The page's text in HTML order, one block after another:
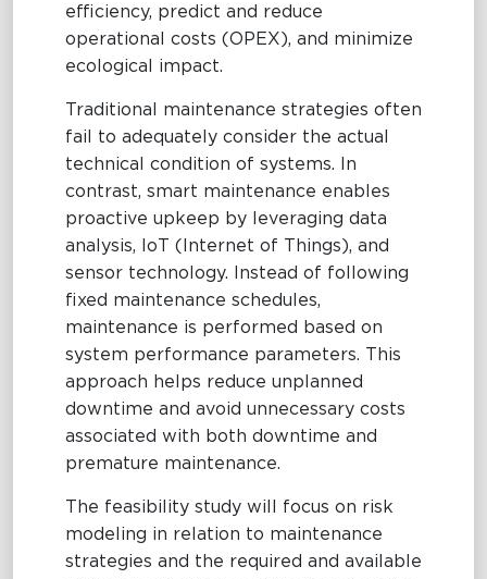
Projects & New Building
Fast Crew Transportation
Procurement & Logistics
efficiency, predict and reduce
operational costs (OPEX), and minimize
ecological impact.
Traditional maintenance strategies often
fail to adequately consider the actual
technical condition of systems. In
contrast, smart maintenance enables
proactive upkeep by leveraging data
analysis, IoT (Internet of Things), and
sensor technology. Instead of following
fixed maintenance schedules,
maintenance is performed based on
system performance parameters. This
approach helps reduce unplanned
downtime and avoid unnecessary costs
associated with both downtime and
premature maintenance.
The feasibility study will focus on risk
modeling in relation to maintenance
strategies and the required and available